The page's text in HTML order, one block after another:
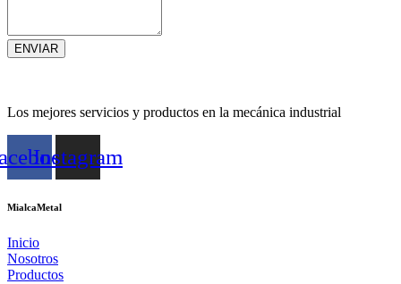
ENVIAR
Los mejores servicios y productos en la mecánica industrial
Instagram
MialcaMetal
Inicio
Nosotros
Productos